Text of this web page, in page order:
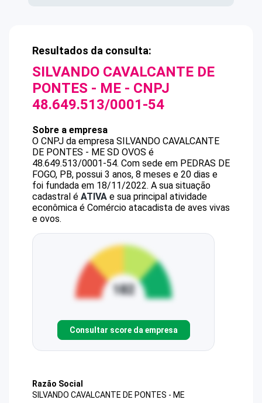
Resultados da consulta:
SILVANDO CAVALCANTE DE
PONTES - ME - CNPJ
48.649.513/0001-54
Sobre a empresa
O CNPJ da empresa SILVANDO CAVALCANTE
DE PONTES - ME SD OVOS é
48.649.513/0001-54. Com sede em PEDRAS DE
FOGO, PB, possui 3 anos, 8 meses e 20 dias e
foi fundada em 18/11/2022. A sua situação
cadastral é ATIVA e sua principal atividade
econômica é Comércio atacadista de aves vivas
e ovos.
Consultar score da empresa
Razão Social
SILVANDO CAVALCANTE DE PONTES - ME